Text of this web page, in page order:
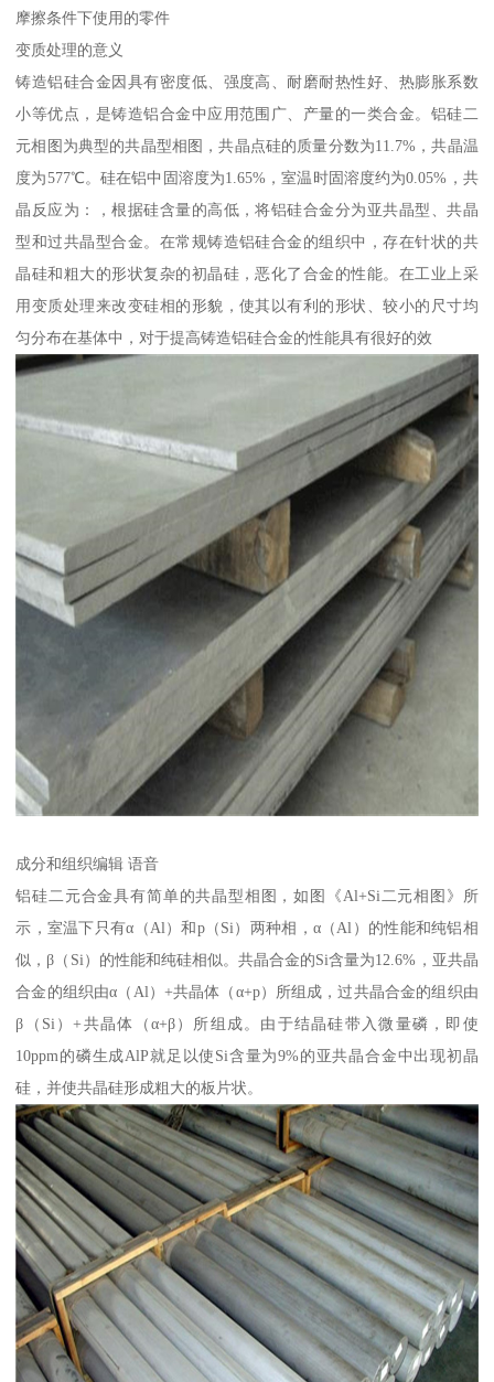
摩擦条件下使用的零件
变质处理的意义
铸造铝硅合金因具有密度低、强度高、耐磨耐热性好、热膨胀系数
小等优点，是铸造铝合金中应用范围广、产量的一类合金。铝硅二
元相图为典型的共晶型相图，共晶点硅的质量分数为11.7%，共晶温
度为577℃。硅在铝中固溶度为1.65%，室温时固溶度约为0.05%，共
晶反应为：，根据硅含量的高低，将铝硅合金分为亚共晶型、共晶
型和过共晶型合金。在常规铸造铝硅合金的组织中，存在针状的共
晶硅和粗大的形状复杂的初晶硅，恶化了合金的性能。在工业上采
用变质处理来改变硅相的形貌，使其以有利的形状、较小的尺寸均
匀分布在基体中，对于提高铸造铝硅合金的性能具有很好的效
成分和组织编辑 语音
铝硅二元合金具有简单的共晶型相图，如图《Al+Si二元相图》所
示，室温下只有α（Al）和p（Si）两种相，α（Al）的性能和纯铝相
似，β（Si）的性能和纯硅相似。共晶合金的Si含量为12.6%，亚共晶
合金的组织由α（Al）+共晶体（α+p）所组成，过共晶合金的组织由
β（Si）+共晶体（α+β）所组成。由于结晶硅带入微量磷，即使
10ppm的磷生成AlP就足以使Si含量为9%的亚共晶合金中出现初晶
硅，并使共晶硅形成粗大的板片状。